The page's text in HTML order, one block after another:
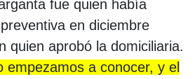
fue quien había
en diciembre
quien aprobó la domiciliaria.
empezamos a conocer, y el